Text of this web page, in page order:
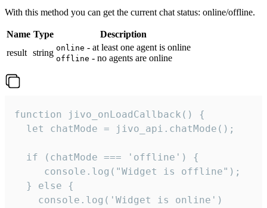
With this method you can get the current chat status: online/offline.
Name Type
Description
result string online - at least one agent is online
offline - no agents are online
function jivo_onLoadCallback() {
  let chatMode = jivo_api.chatMode();
  if (chatMode === 'offline') {
     console.log("Widget is offline");
  } else {
    console.log('Widget is online')